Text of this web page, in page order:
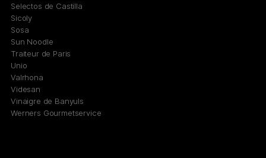
Selectos de Castilla
Sicoly
Sosa
Sun Noodle
Traiteur de Paris
Unio
Valrhona
Videsan
Vinaigre de Banyuls
Werners Gourmetservice